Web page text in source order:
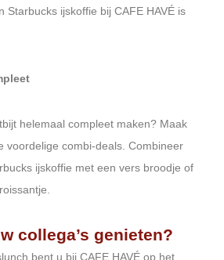
Starbucks ijskoffie bij CAFE HAVÉ is
helemaal compleet maken? Maak
voordelige combi-deals. Combineer
ijskoffie met een vers broodje of
collega’s genieten?
bent u bij CAFE HAVÉ op het